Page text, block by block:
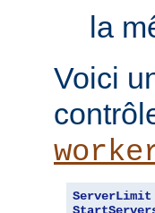
la
Voici
ServerLimit